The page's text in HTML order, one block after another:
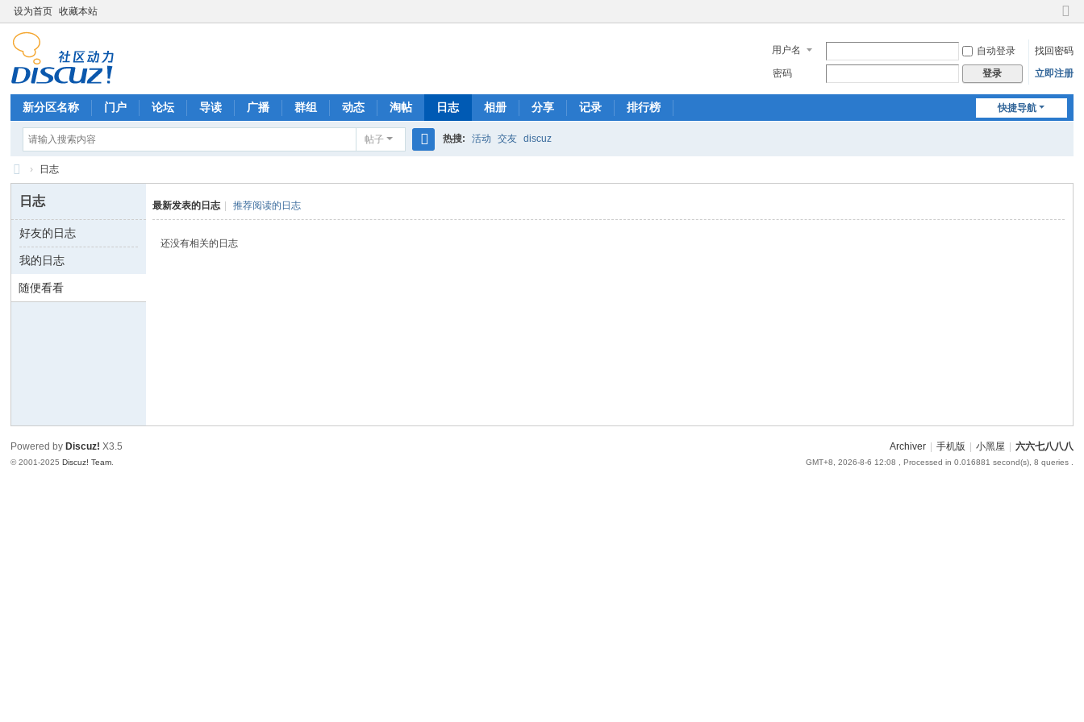
设为首页 收藏本站
切
到
窄
用户名 自动登录
找回密码
密码
登录 立即注册
快捷导航
新分区名称 门户 论坛 导读 广播 群组 动态 淘帖 日志 相册 分享 记录 排行榜
帖子
索
热搜: 活动 交友 discuz
六
六
七
八
八
› 日志
日志
好友的日志
我的日志
随便看看
最新发表的日志 推荐阅读的日志
还没有相关的日志
Archiver 手机版 小黑屋 六六七八八八
GMT+8, 2026-8-6 12:08 , Processed in 0.016881 second(s), 8 queries .
Powered by Discuz! X3.5
© 2001-2025Discuz! Team